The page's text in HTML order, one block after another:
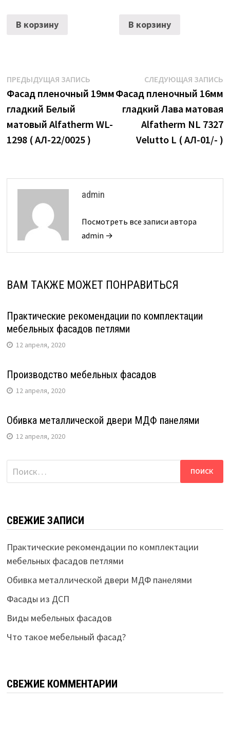
В корзину В корзину
Навигация
по
записям
ПРЕДЫДУЩАЯ ЗАПИСЬПредыдущая
запись:
Фасад пленочный 19мм
гладкий Белый
матовый Alfatherm WL-
1298 ( АЛ-22/0025 )
СЛЕДУЮЩАЯ ЗАПИСЬ
Фасад пленочный 16мм
гладкий Лава матовая
Alfatherm NL 7327
Velutto L ( АЛ-01/- )
admin
Посмотреть все записи автора
admin →
ВАМ ТАКЖЕ МОЖЕТ ПОНРАВИТЬСЯ
Практические рекомендации по комплектации
мебельных фасадов петлями
12 апреля, 2020
Производство мебельных фасадов
12 апреля, 2020
Обивка металлической двери МДФ панелями
12 апреля, 2020
Найти:
СВЕЖИЕ ЗАПИСИ
Практические рекомендации по комплектации
мебельных фасадов петлями
Обивка металлической двери МДФ панелями
Фасады из ДСП
Виды мебельных фасадов
Что такое мебельный фасад?
СВЕЖИЕ КОММЕНТАРИИ